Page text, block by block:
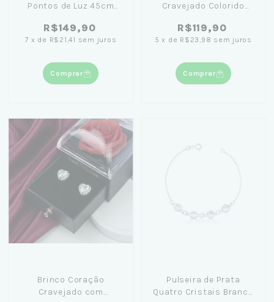
Pontos de Luz 45cm
Caixinha com Flor Preta
R$149,90
7 x de R$21,41 sem juros
Comprar
Cravejado Colorido
18K
R$119,90
5 x de R$23,98 sem juros
Comprar
Brinco Coração
Cravejado com
Pulseira de Prata
Quatro Cristais Branco